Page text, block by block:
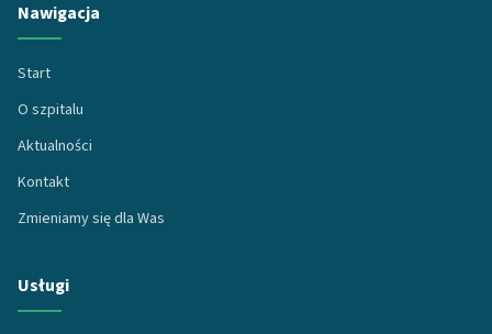
Nawigacja
Start
O szpitalu
Aktualności
Kontakt
Zmieniamy się dla Was
Usługi